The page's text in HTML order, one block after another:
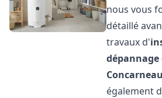
nous vous
détaillé
travaux d'
Concarneau
également